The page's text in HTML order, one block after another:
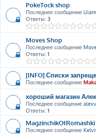
PokeTock shop
Последнее сообщение
Ответы: 3
Moves Shop
Последнее сообщение
Ответы: 1
[INFO] Списки
Последнее сообщение
хороший магазин
Последнее сообщение
Ответы: 1
MagzinchikOtRomashki
Последнее сообщение